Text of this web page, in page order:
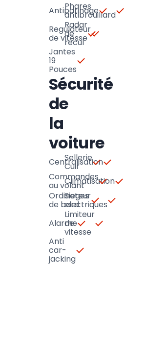
Antipatinage
Phares
antibrouillard
Regulateur
de vitesse
Radar
de
recul
Jantes
19
Pouces
Sécurité
de
la
voiture
Centralisation
Sellerie
Cuir
Commandes
au volant
Climatisation
Ordinateur
de bord
Sieges
electriques
Alarme
Limiteur
de
vitesse
Anti
car-
jacking